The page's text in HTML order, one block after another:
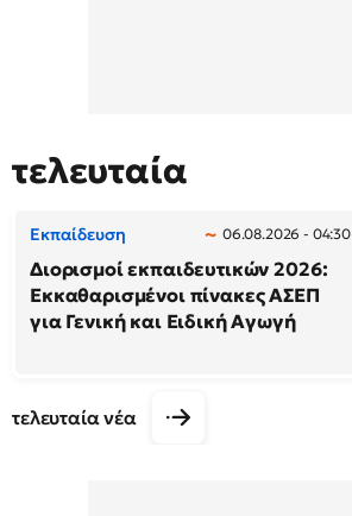
τελευταία
Εκπαίδευση 06.08.2026 - 04:30
Διορισμοί εκπαιδευτικών 2026:
Εκκαθαρισμένοι πίνακες ΑΣΕΠ
για Γενική και Ειδική Αγωγή
τελευταία νέα